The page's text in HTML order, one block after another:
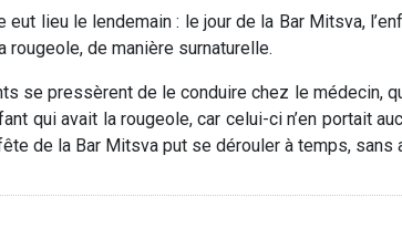
eut lieu le lendemain : le jour de la Bar Mitsva,
rougeole, de manière surnaturelle.
se pressèrent de le conduire chez le médecin,
qui avait la rougeole, car celui-ci n’en portait
de la Bar Mitsva put se dérouler à temps, sans